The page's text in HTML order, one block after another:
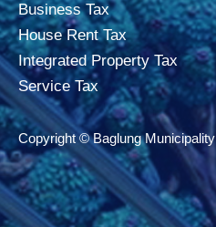
Business Tax
House Rent Tax
Integrated Property Tax
Service Tax
Copyright © Baglung Municipality